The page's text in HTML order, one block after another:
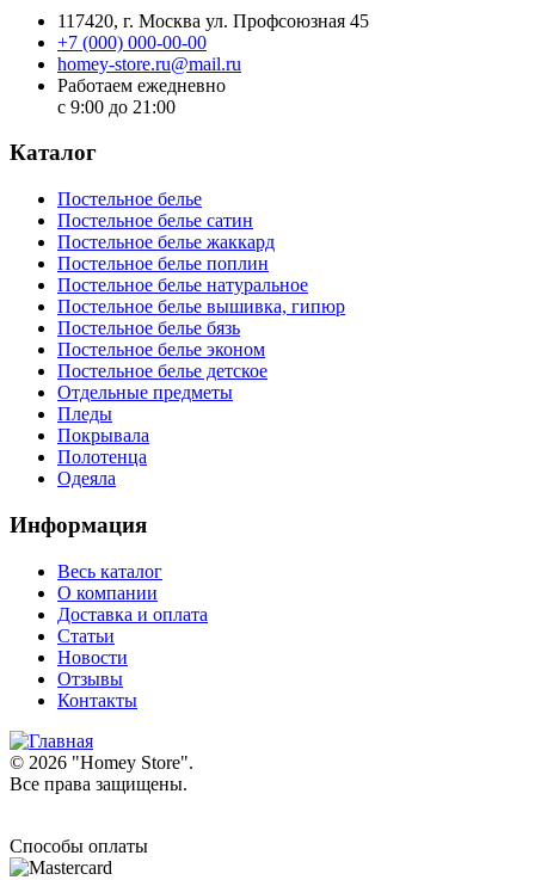
117420, г. Москва ул. Профсоюзная 45
+7 (000) 000-00-00
homey-store.ru@mail.ru
Работаем ежедневно
с 9:00 до 21:00
Каталог
Постельное белье
Постельное белье сатин
Постельное белье жаккард
Постельное белье поплин
Постельное белье натуральное
Постельное белье вышивка, гипюр
Постельное белье бязь
Постельное белье эконом
Постельное белье детское
Отдельные предметы
Пледы
Покрывала
Полотенца
Одеяла
Информация
Весь каталог
О компании
Доставка и оплата
Статьи
Новости
Отзывы
Контакты
© 2026 "Homey Store".
Все права защищены.
Способы оплаты